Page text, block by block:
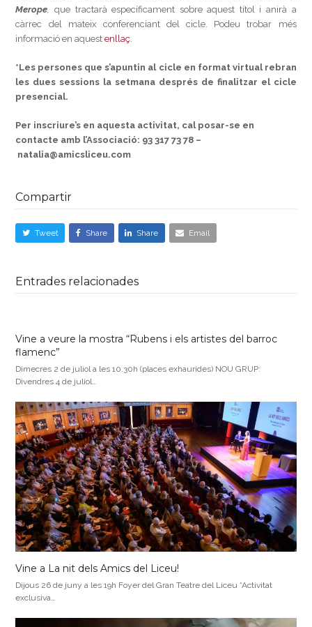
Merope, que tractarà específicament sobre aquest títol i anirà a
càrrec del mateix conferenciant del cicle. Podeu trobar més
informació en aquestenllaç.
*Les persones que s’apuntin al cicle en format virtual rebran
les dues sessions la setmana després de finalitzar el cicle
presencial.
Per inscriure’s en aquesta activitat, cal posar-se en
contacte amb l’Associació: 93 317 73 78 –
natalia@amicsliceu.com
Compartir
Tweet Share Share Email
Entrades relacionades
Vine a veure la mostra “Rubens i els artistes del barroc
flamenc”
Dimecres 2 de juliol a les 10.30h (places exhaurides) NOU GRUP:
Divendres 4 de juliol…
Vine a La nit dels Amics del Liceu!
Dijous 26 de juny a les 19h Foyer del Gran Teatre del Liceu *Activitat
exclusiva…